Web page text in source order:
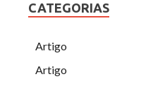
CATEGORIAS
Artigo
Artigo